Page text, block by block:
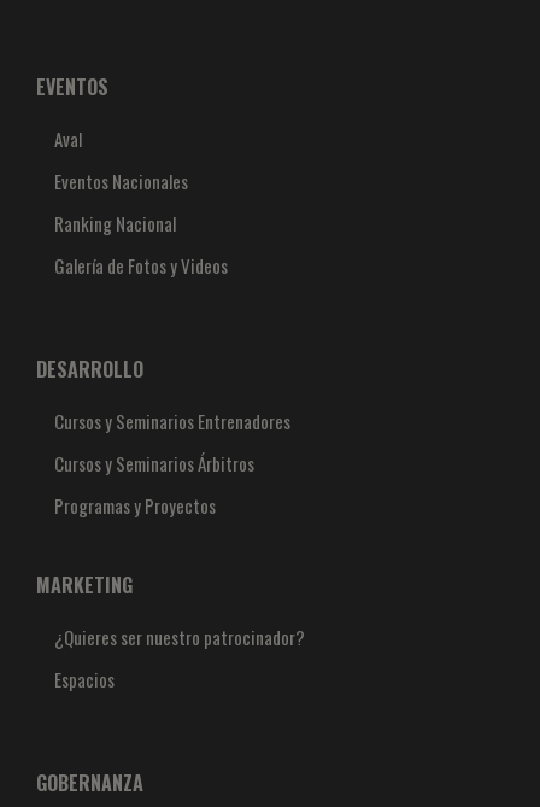
EVENTOS
Aval
Eventos Nacionales
Ranking Nacional
Galería de Fotos y Videos
DESARROLLO
Cursos y Seminarios Entrenadores
Cursos y Seminarios Árbitros
Programas y Proyectos
MARKETING
¿Quieres ser nuestro patrocinador?
Espacios
GOBERNANZA